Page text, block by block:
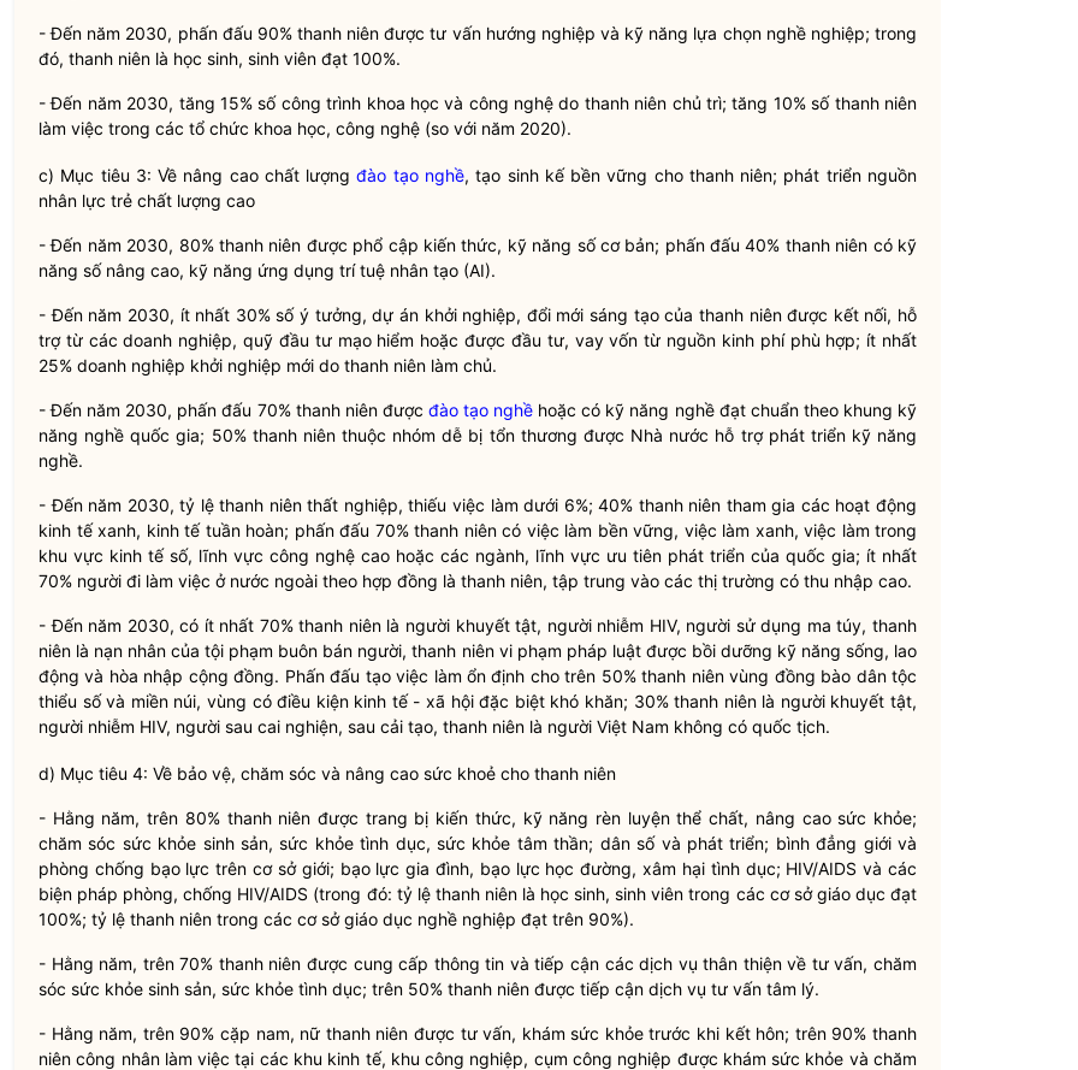
- Đến năm 2030, phấn đấu 90% thanh niên được tư vấn hướng nghiệp và kỹ năng lựa chọn nghề nghiệp; trong
đó, thanh niên là học sinh, sinh viên đạt 100%.
-Đến năm 2030, tăng 15% số công trình khoa học và công nghệ do thanh niên chủ trì; tăng 10% số thanh niên
làm việc trong các tổ chức khoa học, công nghệ (so với năm 2020).
c) Mục tiêu 3: Về nâng cao chất lượngđào tạo nghề, tạo sinh kế bền vững cho thanh niên; phát triển nguồn
nhân lực trẻ chất lượng cao
- Đến năm 2030, 80% thanh niên được phổ cập kiến thức, kỹ năng sốcơ bản; phấn đấu 40% thanh niên có kỹ
năng sốnâng cao, kỹ năng ứng dụng trí tuệ nhân tạo (AI).
- Đến năm 2030, ít nhất 30% số ý tưởng, dự án khởi nghiệp, đổi mới sáng tạo của thanh niênđược kết nối, hỗ
trợ từ các doanh nghiệp, quỹ đầu tư mạo hiểm hoặc được đầu tư, vay vốn từ nguồn kinh phí phù hợp; ít nhất
25% doanh nghiệp khởi nghiệp mới do thanh niên làm chủ.
-Đến năm 2030, phấn đấu 70% thanh niênđược đào tạo nghề hoặc có kỹ năng nghề đạt chuẩn theo khung kỹ
năng nghềquốc gia; 50% thanh niên thuộc nhóm dễ bị tổn thương được Nhà nước hỗ trợ phát triển kỹ năng
nghề.
- Đến năm 2030, tỷ lệthanh niênthất nghiệp, thiếu việc làm dưới 6%; 40% thanh niên tham gia các hoạt động
kinh tế xanh, kinh tế tuần hoàn; phấn đấu 70% thanh niêncó việc làm bền vững, việc làm xanh, việc làm trong
khu vực kinh tế số, lĩnh vực công nghệ cao hoặc các ngành, lĩnh vực ưu tiên phát triển của quốc gia; ít nhất
70% người đi làm việc ở nước ngoài theo hợp đồng là thanh niên, tập trung vào các thị trường có thu nhập cao.
- Đến năm 2030, có ít nhất 70%thanh niênlà người khuyết tật, người nhiễm HIV, người sử dụng ma túy,thanh
niên là nạn nhân của tội phạm buôn bán người,thanh niênvi phạm pháp luậtđược bồi dưỡng kỹ năng sống, lao
động và hòa nhập cộng đồng. Phấn đấu tạo việc làm ổn định cho trên 50%thanh niênvùng đồng bào dân tộc
thiểu số và miền núi, vùng có điều kiện kinh tế - xã hội đặc biệt khó khăn; 30%thanh niênlà người khuyết tật,
người nhiễm HIV, người sau cai nghiện, sau cải tạo, thanh niên là người Việt Nam không có quốc tịch.
d) Mục tiêu 4: Về bảo vệ, chăm sóc và nâng cao sức khoẻ cho thanh niên
- Hằng năm, trên 80% thanh niên được trang bị kiến thức, kỹ năng rèn luyệnthể chất, nâng cao sức khỏe;
chăm sóc sức khỏe sinh sản, sức khỏe tình dục, sức khỏe tâm thần; dân số và phát triển; bình đẳng giới và
phòng chống bạo lực trên cơ sở giới; bạo lực gia đình, bạo lực học đường, xâm hại tình dục; HIV/AIDS và các
biện pháp phòng, chống HIV/AIDS (trong đó: tỷ lệ thanh niênlà học sinh, sinh viên trong các cơ sở giáo dục đạt
100%; tỷ lệ thanh niên trong các cơ sở giáo dục nghề nghiệp đạt trên 90%).
- Hằng năm, trên 70% thanh niên được cung cấp thông tin và tiếp cận các dịch vụ thân thiện về tư vấn, chăm
sóc sức khỏe sinh sản, sức khỏe tình dục; trên 50% thanh niên được tiếp cận dịch vụ tư vấn tâm lý.
- Hằng năm, trên 90% cặp nam, nữ thanh niên được tư vấn, khám sức khỏe trước khi kết hôn; trên 90%thanh
niên công nhân làm việc tại các khu kinh tế, khu công nghiệp, cụm công nghiệp được khám sức khỏe và chăm